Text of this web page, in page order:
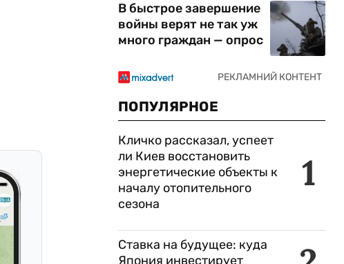
В быстрое завершение
войны верят не так уж
много граждан — опрос
ПОПУЛЯРНОЕ
1
Кличко рассказал, успеет
ли Киев восстановить
энергетические объекты к
началу отопительного
сезона
Ставка на будущее: куда
Япония инвестирует